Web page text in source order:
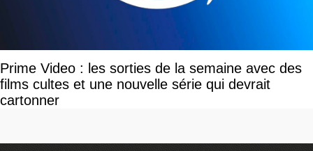
Prime Video : les sorties de la semaine avec des
films cultes et une nouvelle série qui devrait
cartonner